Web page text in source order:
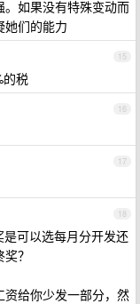
如果没有特殊变动而
她们的能力
15
的税
16
17
18
可以选每月分开发还
？
给你少发一部分，然